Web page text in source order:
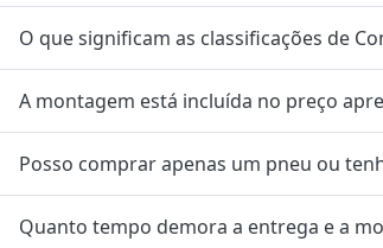
O que significam as classificações de
A montagem está incluída no preço
Posso comprar apenas um pneu ou
Quanto tempo demora a entrega e a